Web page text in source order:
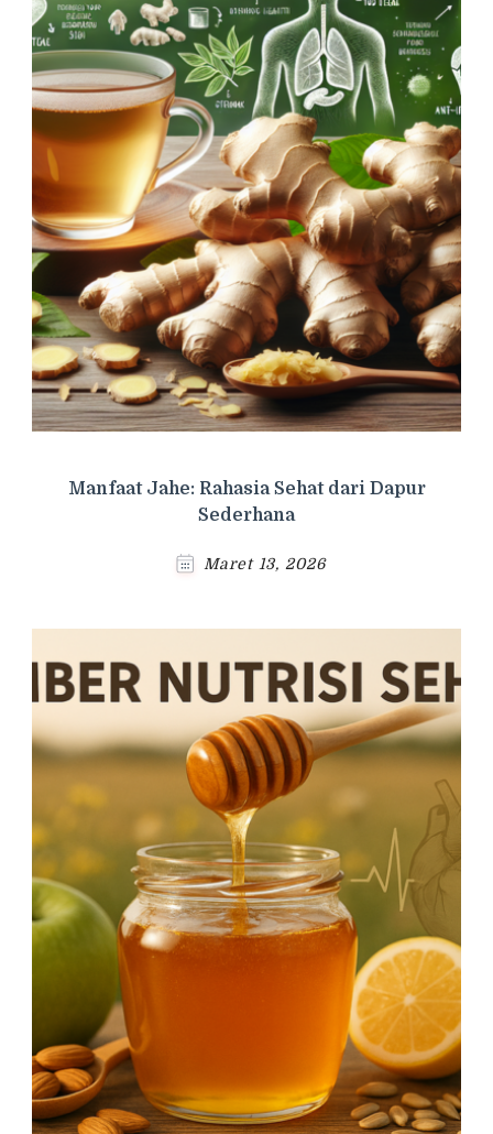
Manfaat Jahe: Rahasia Sehat dari Dapur
Sederhana
Maret 13, 2026